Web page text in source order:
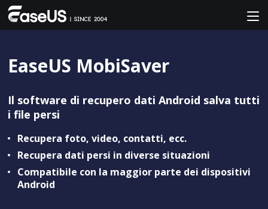
EaseUS MobiSaver
Il software di recupero dati Android salva tutti
i file persi
Recupera foto, video, contatti, ecc.
Recupera dati persi in diverse situazioni
Compatibile con la maggior parte dei dispositivi
Android